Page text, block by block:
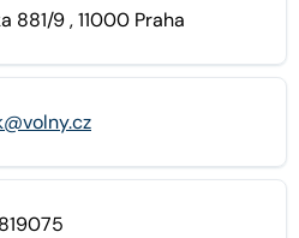
881/9 , 11000 Praha